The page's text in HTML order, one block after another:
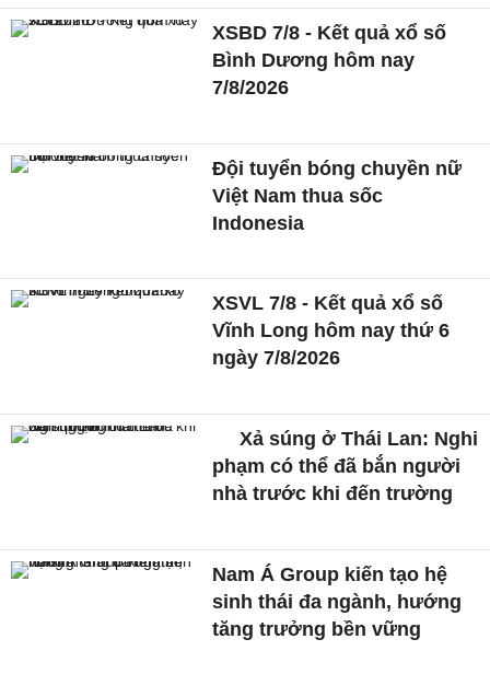
XSBD 7/8 - Kết quả xổ số
Bình Dương hôm nay
7/8/2026
Đội tuyển bóng chuyền nữ
Việt Nam thua sốc
Indonesia
XSVL 7/8 - Kết quả xổ số
Vĩnh Long hôm nay thứ 6
ngày 7/8/2026
Xả súng ở Thái Lan: Nghi
phạm có thể đã bắn người
nhà trước khi đến trường
Nam Á Group kiến tạo hệ
sinh thái đa ngành, hướng
tăng trưởng bền vững